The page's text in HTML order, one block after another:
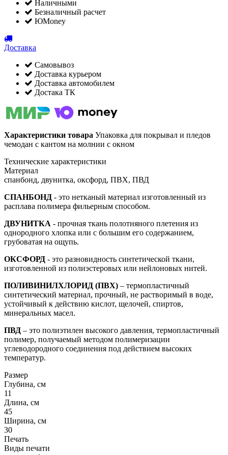
Наличными
Безналичный расчет
ЮMoney
Доставка
Самовывоз
Доставка курьером
Доставка автомобилем
Достака ТК
Характеристики товара Упаковка для покрывал и пледов
чемодан с кантом на молнии с окном
Технические характеристики
Материал
спанбонд, двунитка, оксфорд, ПВХ, ПВД
СПАНБОНД - это нетканый материал изготовленный из
расплава полимера фильерным способом.
ДВУНИТКА - прочная ткань полотняного плетения из
однородного хлопка или с большим его содержанием,
грубоватая на ощупь.
ОКСФОРД - это разновидность синтетической ткани,
изготовленной из полиэстеровых или нейлоновых нитей.
ПОЛИВИНИЛХЛОРИД (ПВХ) – термопластичный
синтетический материал, прочный, не растворимый в воде,
устойчивый к действию кислот, щелочей, спиртов,
минеральных масел.
ПВД – это полиэтилен высокого давления, термопластичный
полимер, получаемый методом полимеризации
углеводородного соединения под действием высоких
температур.
Размер
Глубина, см
11
Длина, см
45
Ширина, см
30
Печать
Виды печати